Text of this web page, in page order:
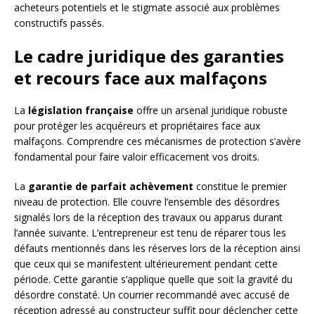
acheteurs potentiels et le stigmate associé aux problèmes
constructifs passés.
Le cadre juridique des garanties
et recours face aux malfaçons
La législation française offre un arsenal juridique robuste
pour protéger les acquéreurs et propriétaires face aux
malfaçons. Comprendre ces mécanismes de protection s’avère
fondamental pour faire valoir efficacement vos droits.
La garantie de parfait achèvement constitue le premier
niveau de protection. Elle couvre l’ensemble des désordres
signalés lors de la réception des travaux ou apparus durant
l’année suivante. L’entrepreneur est tenu de réparer tous les
défauts mentionnés dans les réserves lors de la réception ainsi
que ceux qui se manifestent ultérieurement pendant cette
période. Cette garantie s’applique quelle que soit la gravité du
désordre constaté. Un courrier recommandé avec accusé de
réception adressé au constructeur suffit pour déclencher cette